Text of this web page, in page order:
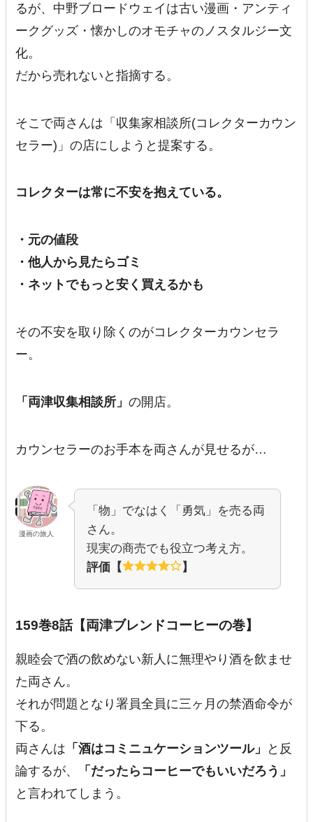
るが、中野ブロードウェイは古い漫画・アンティ
ークグッズ・懐かしのオモチャのノスタルジー文
化。
だから売れないと指摘する。
そこで両さんは「収集家相談所(コレクターカウン
セラー)」の店にしようと提案する。
コレクターは常に不安を抱えている。
・元の値段
・他人から見たらゴミ
・ネットでもっと安く買えるかも
その不安を取り除くのがコレクターカウンセラ
ー。
「両津収集相談所」の開店。
カウンセラーのお手本を両さんが見せるが…
漫画の旅人
「物」でなはく「勇気」を売る両
さん。
現実の商売でも役立つ考え方。
評価【
】
159巻8話【両津ブレンドコーヒーの巻】
親睦会で酒の飲めない新人に無理やり酒を飲ませ
た両さん。
それが問題となり署員全員に三ヶ月の禁酒命令が
下る。
両さんは 「酒はコミニュケーションツール」
と反
論するが、
「だったらコーヒーでもいいだろう」
と言われてしまう。